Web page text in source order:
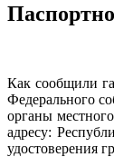
Как сообщили
Федерального
органы
адресу:
удостоверения